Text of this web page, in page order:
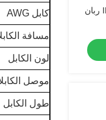
DP2.54-1×16P إلى IDC2.54 2×8P ربان
كابل AWG
مسافة
لون الكابل
موصل
طول الكابل